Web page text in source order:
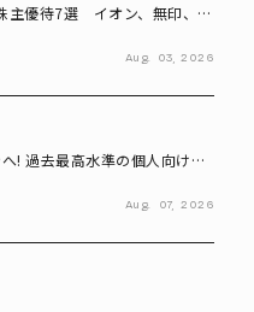
主優待7選 イオン、無印、U-
Aug. 03, 2026
! 過去最高水準の個人向け国
Aug. 07, 2026